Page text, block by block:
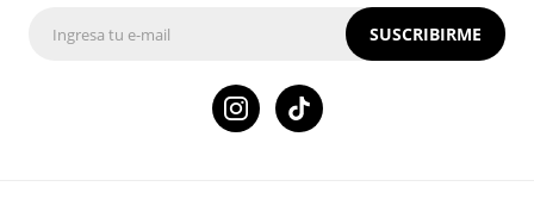
SUSCRIBIRME
